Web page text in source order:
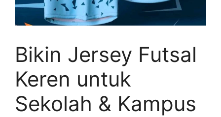
Bikin Jersey Futsal
Keren untuk
Sekolah & Kampus